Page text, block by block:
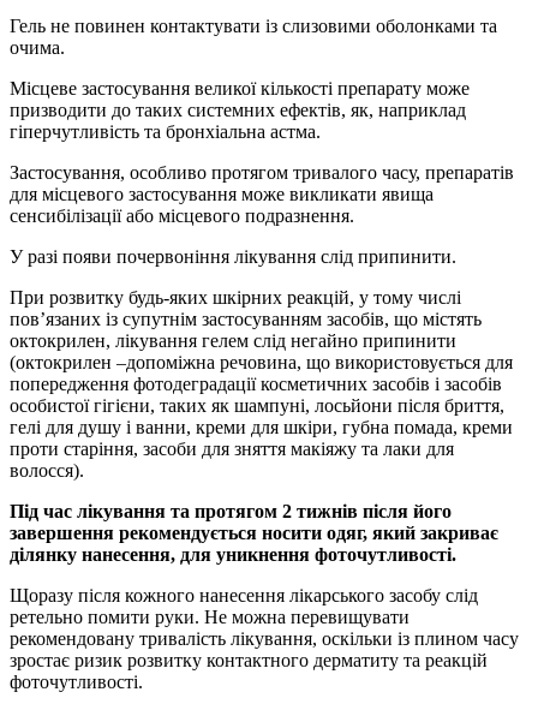
Гель не повинен контактувати із слизовими оболонками та
очима.
Місцеве застосування великої кількості препарату може
призводити до таких системних ефектів, як, наприклад
гіперчутливість та бронхіальна астма.
Застосування, особливо протягом тривалого часу, препаратів
для місцевого застосування може викликати явища
сенсибілізації або місцевого подразнення.
У разі появи почервоніння лікування слід припинити.
При розвитку будь-яких шкірних реакцій, у тому числі
пов’язаних із супутнім застосуванням засобів, що містять
октокрилен, лікування гелем слід негайно припинити
(октокрилен –допоміжна речовина, що використовується для
попередження фотодеградації косметичних засобів і засобів
особистої гігієни, таких як шампуні, лосьйони після бриття,
гелі для душу і ванни, креми для шкіри, губна помада, креми
проти старіння, засоби для зняття макіяжу та лаки для
волосся).
Під час лікування та протягом 2 тижнів після його
завершення рекомендується носити одяг, який закриває
ділянку нанесення, для уникнення фоточутливості.
Щоразу після кожного нанесення лікарського засобу слід
ретельно помити руки. Не можна перевищувати
рекомендовану тривалість лікування, оскільки із плином часу
зростає ризик розвитку контактного дерматиту та реакцій
фоточутливості.